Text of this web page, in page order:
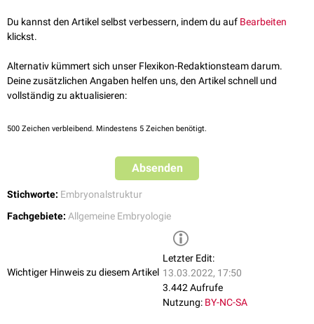
embryonalen Platte und dem
Entoderm bilden sich Kapillarsprossen
denen sich das
Du kannst den Artikel selbst verbessern, indem du auf Bearbeiten
klickst.
Alternativ kümmert sich unser Flexikon-Redaktionsteam darum.
Deine zusätzlichen Angaben helfen uns, den Artikel schnell und
vollständig zu aktualisieren:
500 Zeichen verbleibend. Mindestens 5 Zeichen benötigt.
Absenden
Stichworte: Embryonalstruktur
Fachgebiete: Allgemeine Embryologie
Wichtiger Hinweis zu diesem Artikel
Letzter Edit:
13.03.2022, 17:50
3.442 Aufrufe
Nutzung: BY-NC-SA